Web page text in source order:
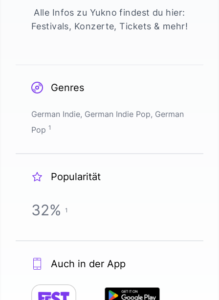
Alle Infos zu Yukno findest du hier:
Festivals, Konzerte, Tickets & mehr!
Genres
German Indie, German Indie Pop, German
Pop 1
Popularität
32% 1
Auch in der App